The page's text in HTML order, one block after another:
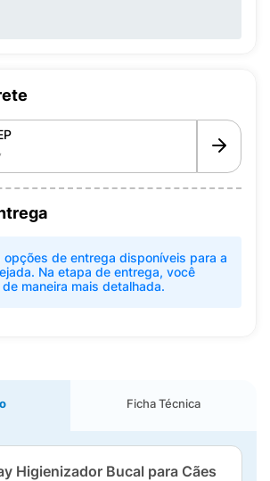
opções de entrega disponíveis para a
Na etapa de entrega, você
maneira mais detalhada.
Ficha Técnica
Higienizador Bucal para Cães